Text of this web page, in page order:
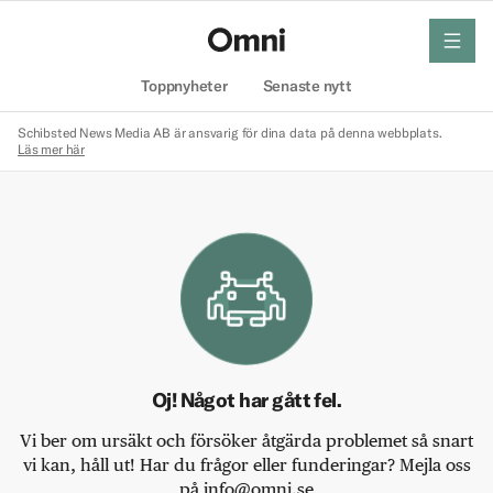
Toppnyheter Senaste nytt
meny
Schibsted News Media AB är ansvarig för dina data på denna webbplats.
Läs mer här
Oj! Något har gått fel.
Vi ber om ursäkt och försöker åtgärda problemet så snart
vi kan, håll ut! Har du frågor eller funderingar? Mejla oss